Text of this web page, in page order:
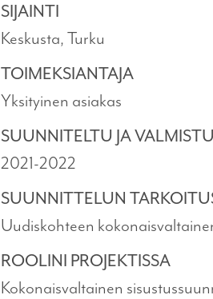
SIJAINTI
Keskusta, Turku
TOIMEKSIANTAJA
Yksityinen asiakas
SUUNNITELTU JA
2021-2022
SUUNNITTELUN
Uudiskohteen
ROOLINI PROJEKTISSA
Kokonaisvaltainen